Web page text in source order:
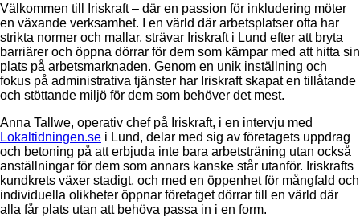
Välkommen till Iriskraft – där en passion för inkludering möter
en växande verksamhet. I en värld där arbetsplatser ofta har
strikta normer och mallar, strävar Iriskraft i Lund efter att bryta
barriärer och öppna dörrar för dem som kämpar med att hitta sin
plats på arbetsmarknaden. Genom en unik inställning och
fokus på administrativa tjänster har Iriskraft skapat en tillåtande
och stöttande miljö för dem som behöver det mest.
Anna Tallwe, operativ chef på Iriskraft, i en intervju med
Lokaltidningen.se i Lund, delar med sig av företagets uppdrag
och betoning på att erbjuda inte bara arbetsträning utan också
anställningar för dem som annars kanske står utanför. Iriskrafts
kundkrets växer stadigt, och med en öppenhet för mångfald och
individuella olikheter öppnar företaget dörrar till en värld där
alla får plats utan att behöva passa in i en form.